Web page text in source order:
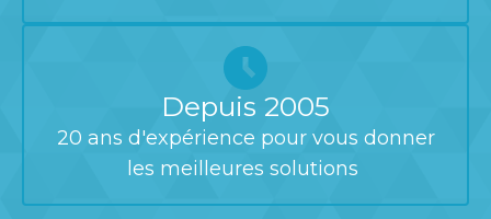
Depuis 2005
20 ans d'expérience pour vous donner
les meilleures solutions